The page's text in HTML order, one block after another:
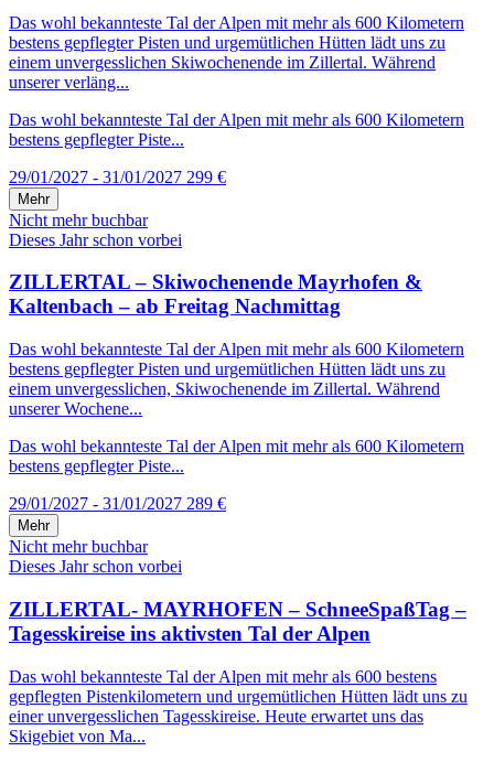
Das wohl bekannteste Tal der Alpen mit mehr als 600 Kilometern
bestens gepflegter Pisten und urgemütlichen Hütten lädt uns zu
einem unvergesslichen Skiwochenende im Zillertal. Während
unserer verläng...
Das wohl bekannteste Tal der Alpen mit mehr als 600 Kilometern
bestens gepflegter Piste...
29/01/2027 - 31/01/2027 299 €
Mehr
Nicht mehr buchbar
Dieses Jahr schon vorbei
ZILLERTAL – Skiwochenende Mayrhofen &
Kaltenbach – ab Freitag Nachmittag
Das wohl bekannteste Tal der Alpen mit mehr als 600 Kilometern
bestens gepflegter Pisten und urgemütlichen Hütten lädt uns zu
einem unvergesslichen, Skiwochenende im Zillertal. Während
unserer Wochene...
Das wohl bekannteste Tal der Alpen mit mehr als 600 Kilometern
bestens gepflegter Piste...
29/01/2027 - 31/01/2027 289 €
Mehr
Nicht mehr buchbar
Dieses Jahr schon vorbei
ZILLERTAL- MAYRHOFEN – SchneeSpaßTag –
Tagesskireise ins aktivsten Tal der Alpen
Das wohl bekannteste Tal der Alpen mit mehr als 600 bestens
gepflegten Pistenkilometern und urgemütlichen Hütten lädt uns zu
einer unvergesslichen Tagesskireise. Heute erwartet uns das
Skigebiet von Ma...